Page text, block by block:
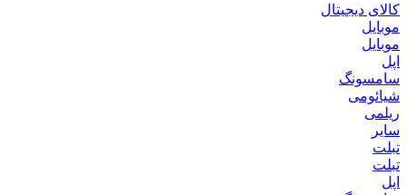
کالای دیجیتال
موبایل
موبایل
اپل
سامسونگ
شیائومی
ریلمی
سایر
تبلت
تبلت
اپل